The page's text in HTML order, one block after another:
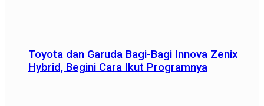
Toyota dan Garuda Bagi-Bagi Innova Zenix
Hybrid, Begini Cara Ikut Programnya